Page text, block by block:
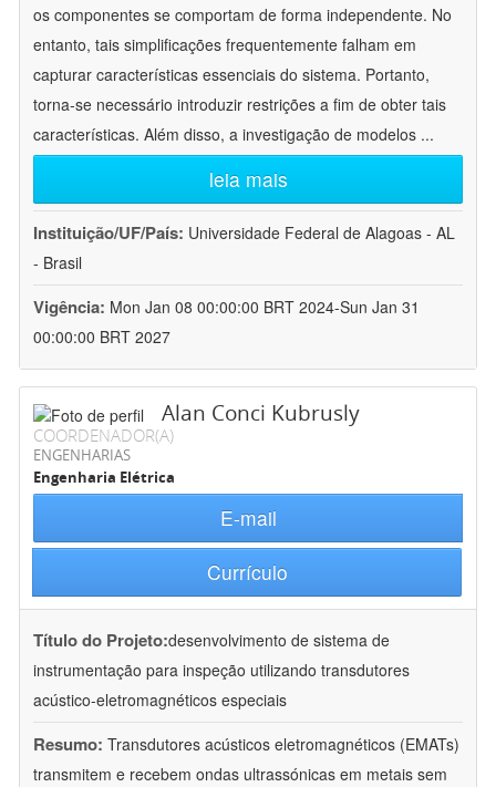
os componentes se comportam de forma independente. No
entanto, tais simplificações frequentemente falham em
capturar características essenciais do sistema. Portanto,
torna-se necessário introduzir restrições a fim de obter tais
características. Além disso, a investigação de modelos ...
leia mais
Instituição/UF/País: Universidade Federal de Alagoas - AL
- Brasil
Vigência: Mon Jan 08 00:00:00 BRT 2024-Sun Jan 31
00:00:00 BRT 2027
Alan Conci Kubrusly
COORDENADOR(A)
ENGENHARIAS
Engenharia Elétrica
E-mail
Currículo
Título do Projeto:desenvolvimento de sistema de
instrumentação para inspeção utilizando transdutores
acústico-eletromagnéticos especiais
Resumo: Transdutores acústicos eletromagnéticos (EMATs)
transmitem e recebem ondas ultrassónicas em metais sem